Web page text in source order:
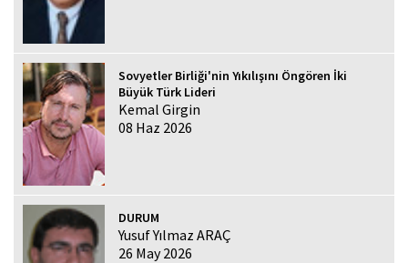
Sovyetler Birliği'nin Yıkılışını Öngören İki
Büyük Türk Lideri
Kemal Girgin
08 Haz 2026
DURUM
Yusuf Yılmaz ARAÇ
26 May 2026